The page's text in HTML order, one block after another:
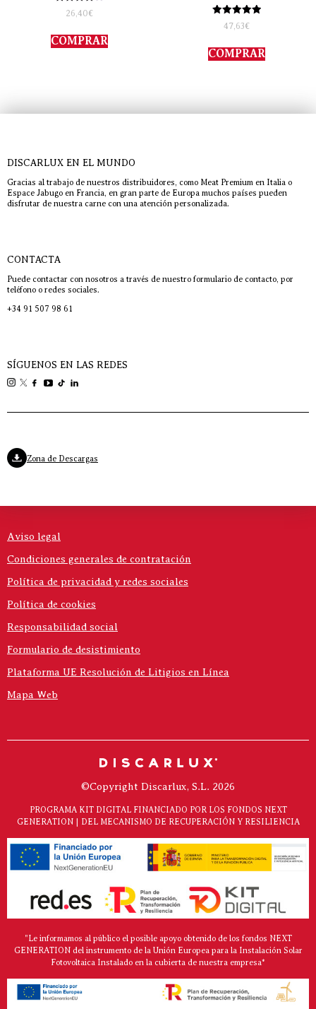
Valorado
con
de 5
26,40€
COMPRAR
Valorado
con
de 5
47,63€
COMPRAR
DISCARLUX EN EL MUNDO
Gracias al trabajo de nuestros distribuidores, como Meat Premium en Italia o
Espace Jabugo en Francia, en gran parte de Europa muchos países pueden
disfrutar de nuestra carne con una atención personalizada.
CONTACTA
Puede contactar con nosotros a través de nuestro formulario de contacto, por
teléfono o redes sociales.
+34 91 507 98 61
SÍGUENOS EN LAS REDES
Zona de Descargas
Aviso legal
Condiciones generales de contratación
Política de privacidad y redes sociales
Política de cookies
Responsabilidad social
Formulario de desistimiento
Plataforma UE Resolución de Litigios en Línea
Mapa Web
©Copyright Discarlux, S.L. 2026
PROGRAMA KIT DIGITAL FINANCIADO POR LOS FONDOS NEXT
GENERATION | DEL MECANISMO DE RECUPERACIÓN Y RESILIENCIA
"Le informamos al público el posible apoyo obtenido de los fondos NEXT
GENERATION del instrumento de la Unión Europea para la Instalación Solar
Fotovoltaica Instalado en la cubierta de nuestra empresa*